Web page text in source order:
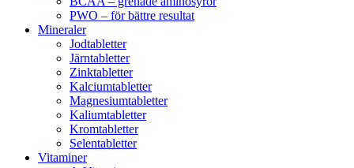
PWO – för bättre resultat
Mineraler
Jodtabletter
Järntabletter
Zinktabletter
Kalciumtabletter
Magnesiumtabletter
Kaliumtabletter
Kromtabletter
Selentabletter
Vitaminer